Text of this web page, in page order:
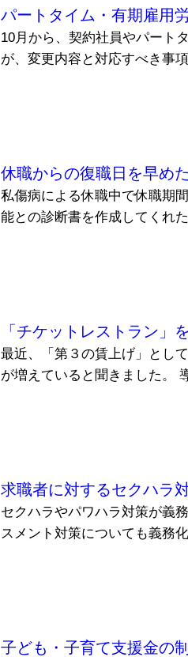
パートタイム・有期雇用
10月から、契約社員やパート
が、変更内容と対応すべき事
休職からの復職日を早め
私傷病による休職中で休職期
能との診断書を作成してくれ
「チケットレストラン」
最近、「第３の賃上げ」とし
が増えていると聞きました。
求職者に対するセクハラ
セクハラやパワハラ対策が義
スメント対策についても義務
子ども・子育て支援金の